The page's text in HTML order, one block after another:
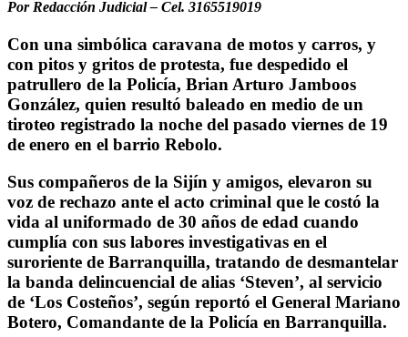
Por Redacción Judicial – Cel. 3165519019
Con una simbólica caravana de motos y carros, y
con pitos y gritos de protesta, fue despedido el
patrullero de la Policía, Brian Arturo Jamboos
González, quien resultó baleado en medio de un
tiroteo registrado la noche del pasado viernes de 19
de enero en el barrio Rebolo.
Sus compañeros de la Sijín y amigos, elevaron su
voz de rechazo ante el acto criminal que le costó la
vida al uniformado de 30 años de edad cuando
cumplía con sus labores investigativas en el
suroriente de Barranquilla, tratando de desmantelar
la banda delincuencial de alias ‘Steven’, al servicio
de ‘Los Costeños’, según reportó el General Mariano
Botero, Comandante de la Policía en Barranquilla.